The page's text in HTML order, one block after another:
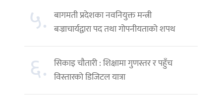
५. बागमती प्रदेशका नवनियुक्त मन्त्री
बज्राचार्यद्वारा पद तथा गोपनीयताको शपथ
६. सिकाइ चौतारी : शिक्षामा गुणस्तर र पहुँच
विस्तारको डिजिटल यात्रा